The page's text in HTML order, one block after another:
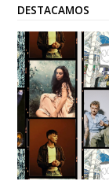
DESTACAMOS